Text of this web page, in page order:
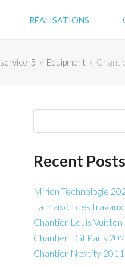
RÉALISATIONS
service-5 » Equipment »
Recent Posts
Mirion Technologie
La maison des
Chantier Louis Vuitton
Chantier TGI Paris
Chantier Nextity